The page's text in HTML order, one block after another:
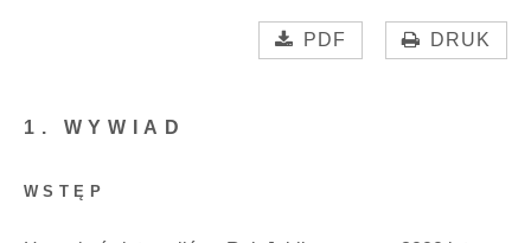
PDF DRUK
1. WYWIAD
WSTĘP